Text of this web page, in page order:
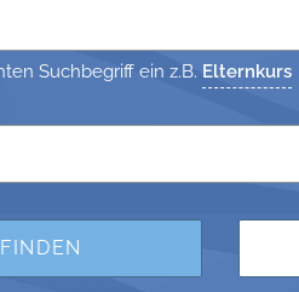
Suchbegriff ein z.B. Elternkurs